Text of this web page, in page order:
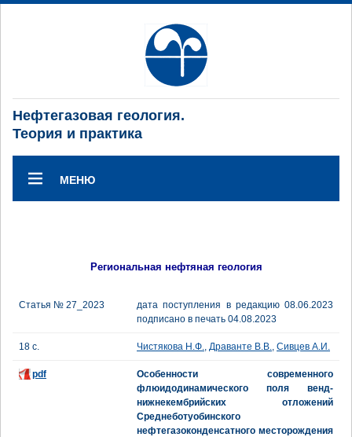
Нефтегазовая геология.
Теория и практика
МЕНЮ
Региональная нефтяная геология
Статья № 27_2023
дата поступления в редакцию 08.06.2023
подписано в печать 04.08.2023
18 с. Чистякова Н.Ф., Драванте В.В., Сивцев А.И.
pdf
Особенности современного
флюидодинамического поля венд-
нижнекембрийских отложений
Среднеботуобинского
нефтегазоконденсатного месторождения